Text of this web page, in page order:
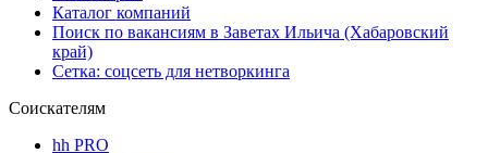
Каталог компаний
Поиск по вакансиям в Заветах Ильича (Хабаровский
край)
Сетка: соцсеть для нетворкинга
Соискателям
hh PRO